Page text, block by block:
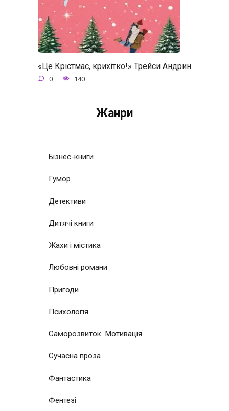
«Це Крістмас, крихітко!» Трейси Андрин
0 140
Жанри
Бізнес-книги
Гумор
Детективи
Дитячі книги
Жахи і містика
Любовні романи
Пригоди
Психологія
Саморозвиток. Мотивація
Сучасна проза
Фантастика
Фентезі